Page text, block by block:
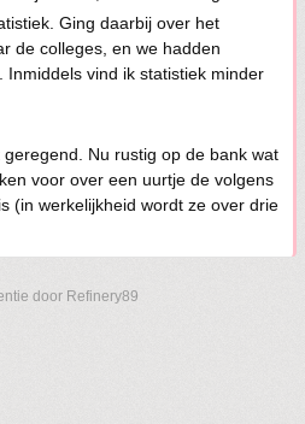
Ging daarbij over het
de colleges, en we hadden
vind ik statistiek minder
Nu rustig op de bank wat
voor over een uurtje de volgens
(in werkelijkheid wordt ze over drie
door Refinery89